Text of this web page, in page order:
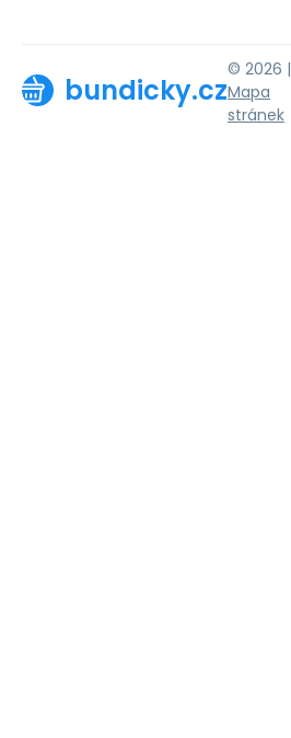
bundicky.cz
© 2026 |
Mapa
stránek